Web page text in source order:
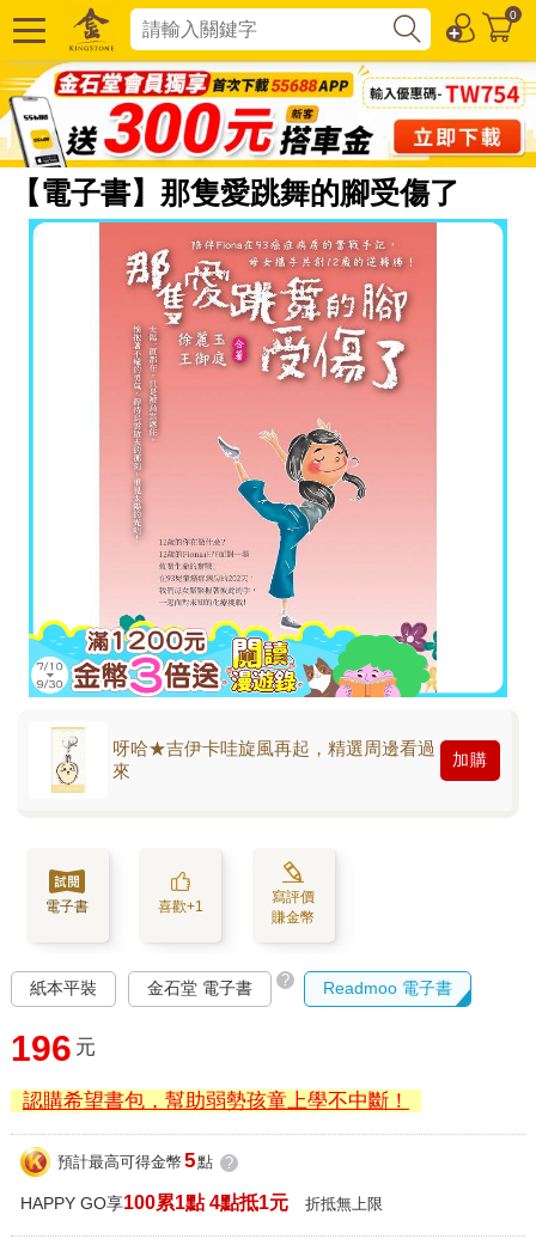
0
【電子書】那隻愛跳舞的腳受傷了
呀哈★吉伊卡哇旋風再起，精選周邊看過
來
加購
電子書 喜歡+1
寫評價
賺金幣
紙本平裝 金石堂 電子書 ? Readmoo 電子書
196 元
認購希望書包，幫助弱勢孩童上學不中斷！
預計最高可得金幣 5點 ?
HAPPY GO享100累1點 4點抵1元 折抵無上限